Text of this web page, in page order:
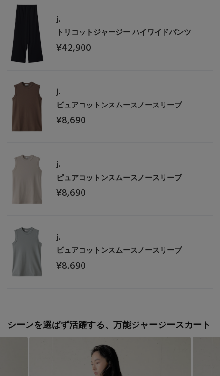
j.
トリコットジャージー ハイワイドパンツ
¥42,900
j.
ピュアコットンスムースノースリーブ
¥8,690
j.
ピュアコットンスムースノースリーブ
¥8,690
j.
ピュアコットンスムースノースリーブ
¥8,690
シーンを選ばず活躍する、万能ジャージースカート